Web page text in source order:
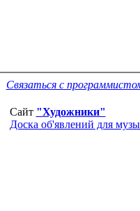
Связаться с
Сайт "Художники"
Доска об'явлений для